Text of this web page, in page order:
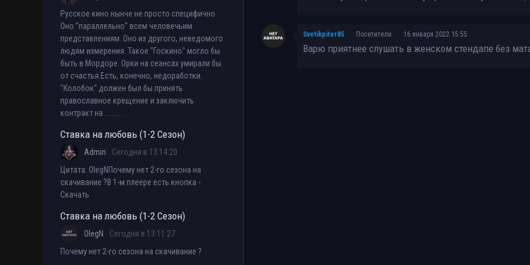
Svetikpiter85 Посетители 16 января 2022 15:55
Варю приятнее слушать в женском стендапе без
Русское кино нынче не просто специфично.
Оно "параллельно" всем человечьим
представлениям. Оно из другого, неведомого
людям измерения. Такое "Госкино" могло бы
быть в Мордоре. Орки на сеансах умирали бы
от счастья.Есть, конечно, недоработки.
"Колобок" должен был бы принять
православное крещение и заключить
контракт на ......... .
Ставка на любовь (1-2 Сезон)
Admin
Сегодня в 13:14:20
Цитата: OlegNПочему нет 2-го сезона на
скачивание ?В 1-м плеере есть кнопка -
Скачать
Ставка на любовь (1-2 Сезон)
OlegN
Сегодня в 13:11:27
Почему нет 2-го сезона на скачивание ?